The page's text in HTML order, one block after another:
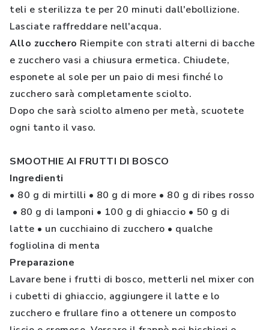
teli e sterilizza te per 20 minuti dall'ebollizione.
Lasciate raffreddare nell'acqua.
Allo zucchero Riempite con strati alterni di bacche
e zucchero vasi a chiusura ermetica. Chiudete,
esponete al sole per un paio di mesi finché lo
zucchero sarà completamente sciolto.
Dopo che sarà sciolto almeno per metà, scuotete
ogni tanto il vaso.
SMOOTHIE AI FRUTTI DI BOSCO
Ingredienti
• 80 g di mirtilli • 80 g di more • 80 g di ribes rosso
• 80 g di lamponi • 100 g di ghiaccio • 50 g di
latte • un cucchiaino di zucchero • qualche
fogliolina di menta
Preparazione
Lavare bene i frutti di bosco, metterli nel mixer con
i cubetti di ghiaccio, aggiungere il latte e lo
zucchero e frullare fino a ottenere un composto